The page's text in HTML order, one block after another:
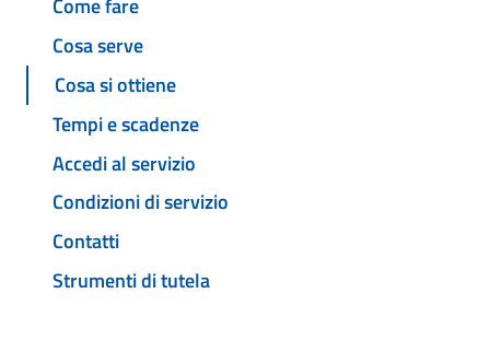
Come fare
Cosa serve
Cosa si ottiene
Tempi e scadenze
Accedi al servizio
Condizioni di servizio
Contatti
Strumenti di tutela